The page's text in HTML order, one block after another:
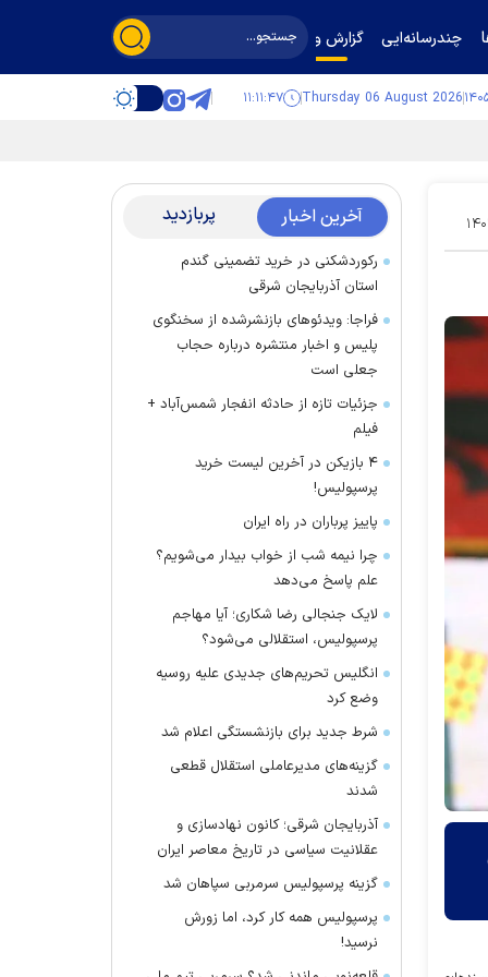
چندرسانه‌ایی گزارش و گفت‌وگو
Thursday 06 August 2026 ۱۱:۱۱:۴۸
۰۹ آخرین اخبار پربازدید
رکوردشکنی در خرید تضمینی گندم
استان آذربایجان شرقی
فراجا: ویدئوهای بازنشرشده از سخنگوی
پلیس و اخبار منتشره درباره حجاب
جعلی است
جزئیات تازه از حادثه انفجار شمس‌آباد +
فیلم
۴ بازیکن در آخرین لیست خرید
پرسپولیس!
پاییز پرباران در راه ایران
چرا نیمه شب از خواب بیدار می‌شویم؟
علم پاسخ می‌دهد
لایک جنجالی رضا شکاری؛ آیا مهاجم
پرسپولیس، استقلالی می‌شود؟
انگلیس تحریم‌های جدیدی علیه روسیه
وضع کرد
شرط جدید برای بازنشستگی اعلام شد
گزینه‌های مدیرعاملی استقلال قطعی
شدند
آذربایجان شرقی؛ کانون نهادسازی و
عقلانیت سیاسی در تاریخ معاصر ایران
گزینه پرسپولیس سرمربی سپاهان شد
پرسپولیس همه کار کرد، اما زورش
نرسید!